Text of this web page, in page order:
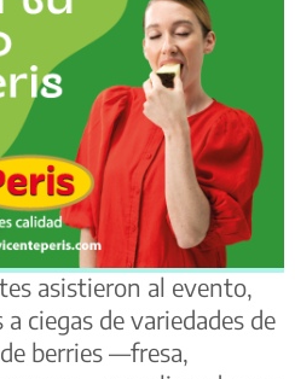
asistieron al evento,
ciegas de variedades de
berries —fresa,